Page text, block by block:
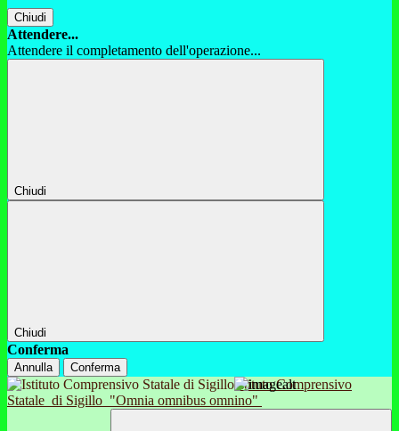
Chiudi
Attendere...
Attendere il completamento dell'operazione...
Chiudi
Chiudi
Conferma
Annulla Conferma
Istituto Comprensivo
Statale di Sigillo "Omnia omnibus omnino"